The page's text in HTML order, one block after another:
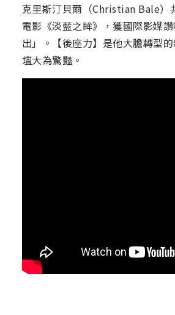
克里斯汀貝爾（Christian Bale
電影《淡藍之眸》，獲國際影媒
出」。【後座力】是他大膽轉型
壇大為驚豔。